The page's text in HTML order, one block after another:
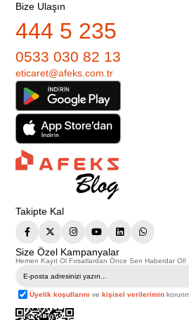
Bize Ulaşın
444 5 235
0533 030 82 13
eticaret@afeks.com.tr
Takipte Kal
Size Özel Kampanyalar
Hemen Kayıt Ol Fırsatlardan Önce Sen Haberdar Ol!
Üyelik koşullarını vekişisel verilerimin